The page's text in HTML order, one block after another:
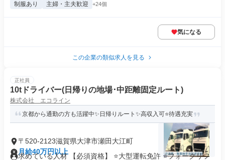
制服あり 主婦・主夫歓迎 +24個
気になる
この企業の類似求人を見る
正社員
10tドライバー(日帰りの地場･中距離固定ルート)
株式会社 エコライン
京都から通勤の方も活躍中✨日帰りルート✨高収入可⭐待遇充実
〒520-2123滋賀県大津市瀬田大江町
月給40万円以上
求めている人材 【必須資格】 ⭐大型運転免許 ⭐フォークリフ